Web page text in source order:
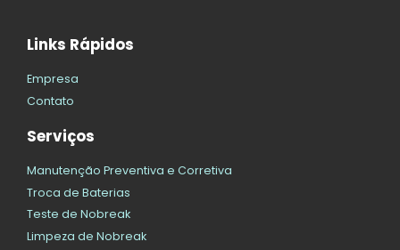
Links Rápidos
Empresa
Contato
Serviços
Manutenção Preventiva e Corretiva
Troca de Baterias
Teste de Nobreak
Limpeza de Nobreak